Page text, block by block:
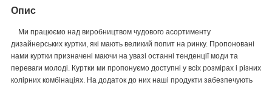
Опис
Ми працюємо над виробництвом чудового асортименту
дизайнерських куртки, які мають великий попит на ринку. Пропоновані
нами куртки призначені маючи на увазі останні тенденції моди та
переваги молоді. Куртки ми пропонуємо доступні у всіх розмірах і різних
колірних комбінаціях. На додаток до них наші продукти забезпечують